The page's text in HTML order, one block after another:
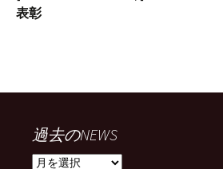
表彰
過去のNEWS
過